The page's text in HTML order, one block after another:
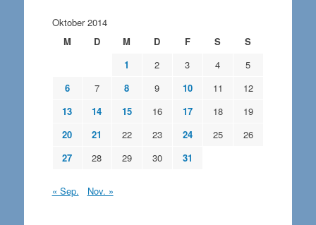
Oktober 2014
M
D M D F S
S
1
2 3 4
5
6
7 8 9 10 11
12
13
14 15 16 17 18
19
20
21 22 23 24 25
26
27
28 29 30 31
« Sep. Nov. »